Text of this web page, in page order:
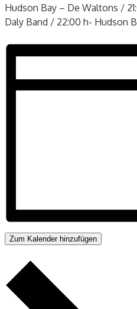
Hudson Bay – De Waltons /
Daly Band / 22:00 h- Hudson
Zum Kalender hinzufügen